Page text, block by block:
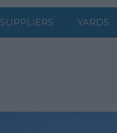
SUPPLIERS YARDS